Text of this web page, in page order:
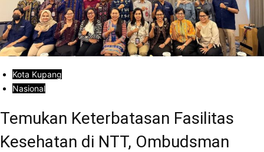
Kota Kupang
Nasional
Temukan Keterbatasan Fasilitas
Kesehatan di NTT, Ombudsman